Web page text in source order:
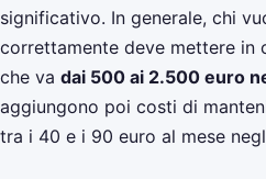
significativo. In generale, chi
correttamente deve mettere in
che va dai 500 ai 2.500 euro
aggiungono poi costi di
tra i 40 e i 90 euro al mese